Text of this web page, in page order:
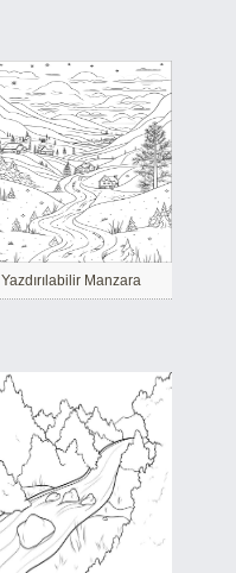
Yazdırılabilir Manzara